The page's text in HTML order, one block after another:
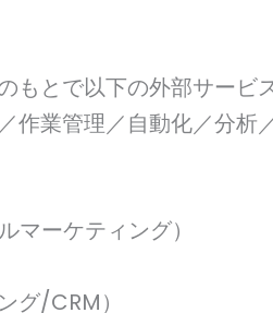
とで以下の外部サービ
作業管理／自動化／分
マーケティング）
グ/CRM）